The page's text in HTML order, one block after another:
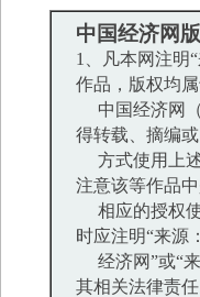
中国经济网
1、凡本网注明
作品，版权均
中国经济网（
得转载、摘编
方式使用上述
注意该等作品
相应的授权使
时应注明“来源
经济网”或“来
其相关法律责任